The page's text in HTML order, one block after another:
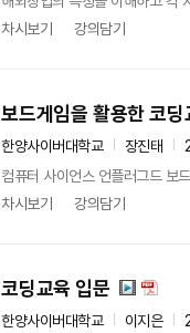
차시보기
강의담기
보드게임을 활용한 코딩
한양사이버대학교 장진태
컴퓨터 사이언스 언플러그드 보
차시보기
강의담기
코딩교육 입문
한양사이버대학교 이지은